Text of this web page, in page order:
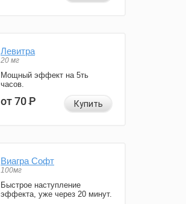
Левитра
20 мг
Мощный эффект на 5ть
часов.
от 70Р Купить
Виагра Софт
100мг
Быстрое наступление
эффекта, уже через 20 минут.